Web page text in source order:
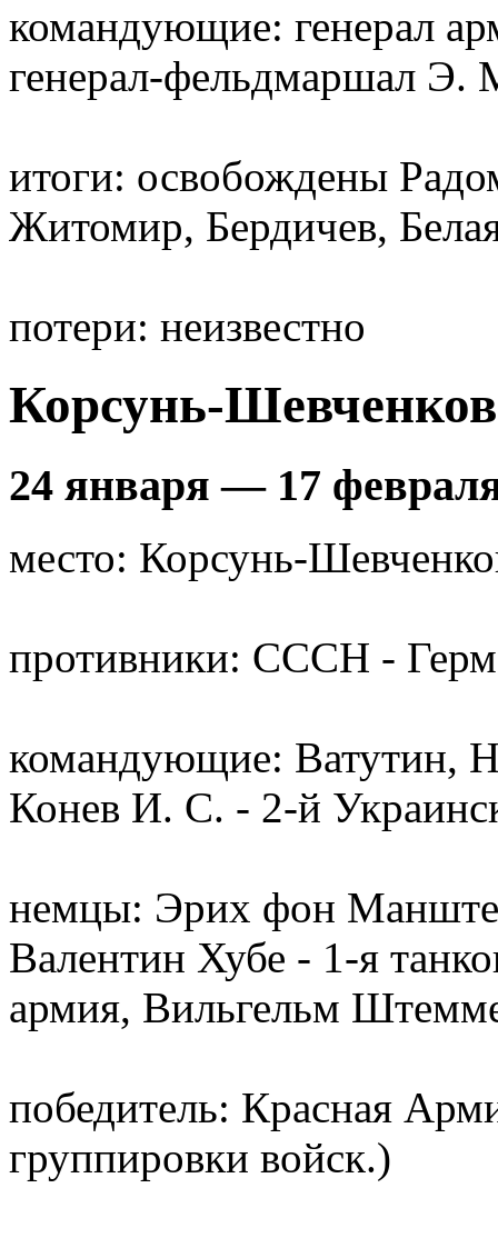
командующие: генерал
генерал-фельдмаршал Э.
итоги: освобождены
Житомир, Бердичев,
потери: неизвестно
Корсунь-
24 января — 17
место: Корсунь-
противники: CCCH -
командующие: Ватутин,
Конев И. С. - 2-й
немцы: Эрих фон
Валентин Хубе - 1-я
армия, Вильгельм
победитель: Красная
группировки войск.)